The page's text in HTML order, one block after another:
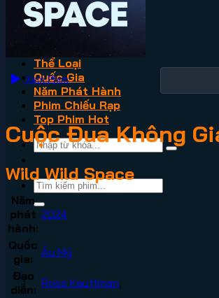
VN2
Phim Lẻ
Phim Bộ
Thể Loại
Quốc Gia
Năm Phát Hành
Phim Chiếu Rạp
Top Phim Hot
Xem Phim
Cuộc Đua Không
Wild Wild Space
Năm
phát
hành:
2024
Quốc
gia:
Âu Mỹ
Đạo
diễn: Ross Kauffman